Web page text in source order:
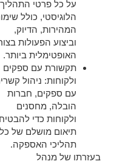
על כל פרטי התהליך
הלוגיסטי, כולל
המהירות, הדיוק,
וביצוע הפעולות
האופטימלית ביותר.
תקשורת עם ספקים
ולקוחות: ניהול
עם ספקים, חברות
הובלה, מחסנים
ולקוחות כדי להבטיח
תיאום מושלם של כל
תהליכי האספקה.
בעזרתו של מנהל